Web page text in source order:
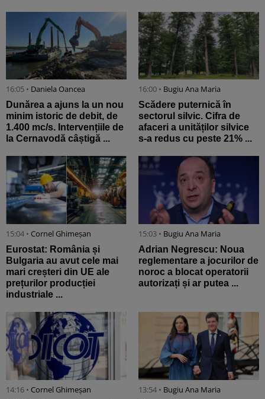
16:05 • Daniela Oancea
Dunărea a ajuns la un nou
minim istoric de debit, de
1.400 mc/s. Intervențiile de
la Cernavodă câștigă ...
16:00 • Bugiu ⁠Ana Maria
Scădere puternică în
sectorul silvic. Cifra de
afaceri a unităților silvice
s-a redus cu peste 21% ...
15:04 • Cornel Ghimeșan
Eurostat: România și
Bulgaria au avut cele mai
mari creșteri din UE ale
prețurilor producției
industriale ...
15:03 • Bugiu ⁠Ana Maria
Adrian Negrescu: Noua
reglementare a jocurilor de
noroc a blocat operatorii
autorizați și ar putea ...
14:16 • Cornel Ghimeșan 13:54 • Bugiu ⁠Ana Maria